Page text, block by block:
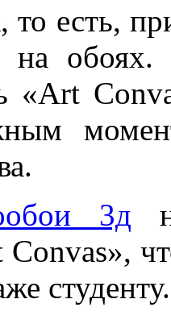
то есть,
обоях.
«Art
3д
студенту.